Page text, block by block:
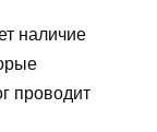
наличие
проводит